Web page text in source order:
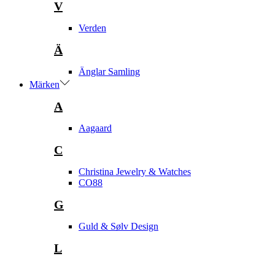
V
Verden
Ä
Änglar Samling
Märken
A
Aagaard
C
Christina Jewelry & Watches
CO88
G
Guld & Sølv Design
L